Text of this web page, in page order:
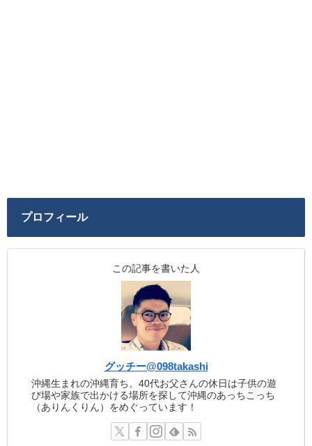
プロフィール
この記事を書いた人
グッチー@098takashi
沖縄生まれの沖縄育ち。40代お父さんの休日は子供の遊
び場や家族で出かける場所を探して沖縄のあっちこっち
（ありんくりん）をめぐっています！